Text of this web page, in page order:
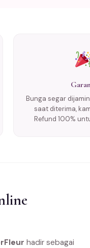
Bunga segar
saat diterima,
Refund 100%
hadir sebagai